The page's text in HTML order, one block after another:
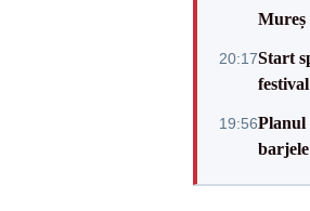
Mureș
20:17Start
festival
19:56Planul